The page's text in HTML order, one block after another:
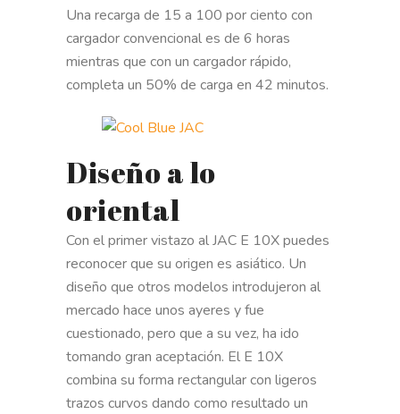
Una recarga de 15 a 100 por ciento con
cargador convencional es de 6 horas
mientras que con un cargador rápido,
completa un 50% de carga en 42 minutos.
Diseño a lo
oriental
Con el primer vistazo al JAC E 10X puedes
reconocer que su origen es asiático. Un
diseño que otros modelos introdujeron al
mercado hace unos ayeres y fue
cuestionado, pero que a su vez, ha ido
tomando gran aceptación. El E 10X
combina su forma rectangular con ligeros
trazos curvos dando como resultado un